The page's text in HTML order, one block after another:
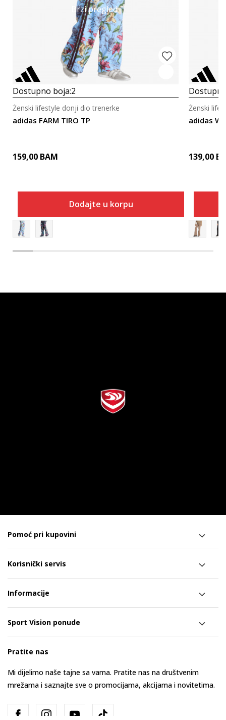
Brzi pregled
Dostupno boja:2
adidas FARM TIRO TP
Ženski lifestyle donji dio trenerke
159,00 BAM
Dodajte u korpu
adidas W
Ženski
139,00
Pomoć pri kupovini
Korisnički servis
Informacije
Sport Vision ponude
Pratite nas
Mi dijelimo naše tajne sa vama. Pratite nas na društvenim
mrežama i saznajte sve o promocijama, akcijama i novitetima.